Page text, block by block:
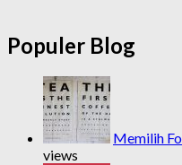
Populer Blog
Memilih
views